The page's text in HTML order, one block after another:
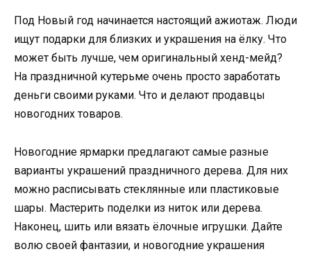
Под Новый год начинается настоящий ажиотаж. Люди
ищут подарки для близких и украшения на ёлку. Что
может быть лучше, чем оригинальный хенд-мейд?
На праздничной кутерьме очень просто заработать
деньги своими руками. Что и делают продавцы
новогодних товаров.
Новогодние ярмарки предлагают самые разные
варианты украшений праздничного дерева. Для них
можно расписывать стеклянные или пластиковые
шары. Мастерить поделки из ниток или дерева.
Наконец, шить или вязать ёлочные игрушки. Дайте
волю своей фантазии, и новогодние украшения